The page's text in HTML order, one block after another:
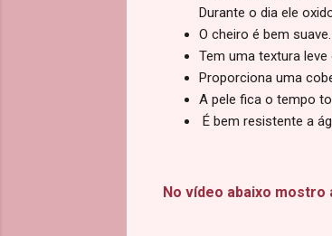
Durante o dia ele
O cheiro é bem suave.
Tem uma textura leve
Proporciona uma
A pele fica o tempo
É bem resistente a
No vídeo abaixo mostro